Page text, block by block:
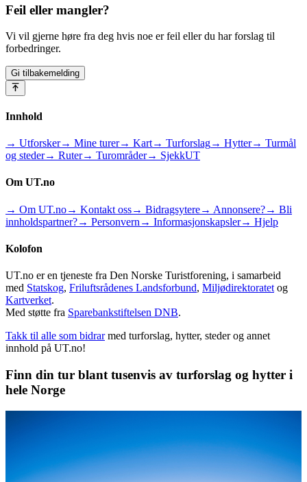
Feil eller mangler?
Vi vil gjerne høre fra deg hvis noe er feil eller du har forslag til
forbedringer.
Gi tilbakemelding
Innhold
→ Utforsker→ Mine turer→ Kart→ Turforslag→ Hytter→ Turmål
og steder→ Ruter→ Turområder→ SjekkUT
Om UT.no
→ Om UT.no→ Kontakt oss→ Bidragsytere→ Annonsere?→ Bli
innholdspartner?→ Personvern → Informasjonskapsler→ Hjelp
Kolofon
UT.no er en tjeneste fra Den Norske Turistforening, i samarbeid
med Statskog, Friluftsrådenes Landsforbund, Miljødirektoratet og
Kartverket.
Med støtte fra Sparebankstiftelsen DNB.
Takk til alle som bidrar med turforslag, hytter, steder og annet
innhold på UT.no!
Finn din tur blant tusenvis av turforslag og hytter i
hele Norge